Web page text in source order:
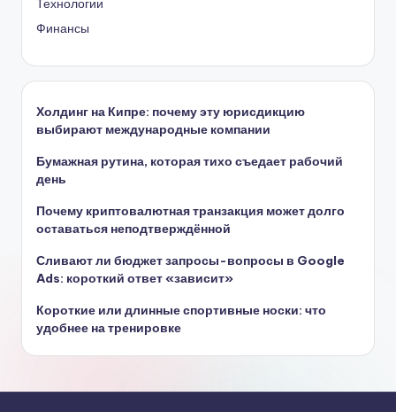
Технологии
Финансы
Холдинг на Кипре: почему эту юрисдикцию
выбирают международные компании
Бумажная рутина, которая тихо съедает рабочий
день
Почему криптовалютная транзакция может долго
оставаться неподтверждённой
Сливают ли бюджет запросы-вопросы в Google
Ads: короткий ответ «зависит»
Короткие или длинные спортивные носки: что
удобнее на тренировке